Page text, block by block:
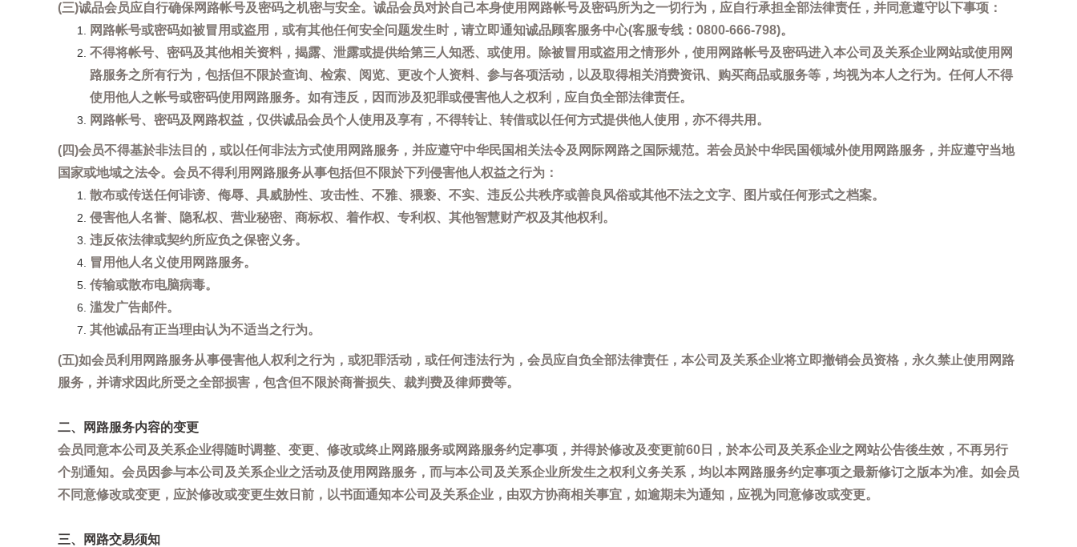
(三)诚品会员应自行确保网路帐号及密码之机密与安全。诚品会员对於自己本身使用网路帐号及密码所为之一切行为，应自行承担全部法律责任，并同意遵守以下事项：
网路帐号或密码如被冒用或盗用，或有其他任何安全问题发生时，请立即通知诚品顾客服务中心(客服专线：0800-666-798)。
不得将帐号、密码及其他相关资料，揭露、泄露或提供给第三人知悉、或使用。除被冒用或盗用之情形外，使用网路帐号及密码进入本公司及关系企业网站或使用网
路服务之所有行为，包括但不限於查询、检索、阅览、更改个人资料、参与各项活动，以及取得相关消费资讯、购买商品或服务等，均视为本人之行为。任何人不得
使用他人之帐号或密码使用网路服务。如有违反，因而涉及犯罪或侵害他人之权利，应自负全部法律责任。
网路帐号、密码及网路权益，仅供诚品会员个人使用及享有，不得转让、转借或以任何方式提供他人使用，亦不得共用。
(四)会员不得基於非法目的，或以任何非法方式使用网路服务，并应遵守中华民国相关法令及网际网路之国际规范。若会员於中华民国领域外使用网路服务，并应遵守当地
国家或地域之法令。会员不得利用网路服务从事包括但不限於下列侵害他人权益之行为：
散布或传送任何诽谤、侮辱、具威胁性、攻击性、不雅、猥亵、不实、违反公共秩序或善良风俗或其他不法之文字、图片或任何形式之档案。
侵害他人名誉、隐私权、营业秘密、商标权、着作权、专利权、其他智慧财产权及其他权利。
违反依法律或契约所应负之保密义务。
冒用他人名义使用网路服务。
传输或散布电脑病毒。
滥发广告邮件。
其他诚品有正当理由认为不适当之行为。
(五)如会员利用网路服务从事侵害他人权利之行为，或犯罪活动，或任何违法行为，会员应自负全部法律责任，本公司及关系企业将立即撤销会员资格，永久禁止使用网路
服务，并请求因此所受之全部损害，包含但不限於商誉损失、裁判费及律师费等。
二、网路服务内容的变更
会员同意本公司及关系企业得随时调整、变更、修改或终止网路服务或网路服务约定事项，并得於修改及变更前60日，於本公司及关系企业之网站公告後生效，不再另行
个别通知。会员因参与本公司及关系企业之活动及使用网路服务，而与本公司及关系企业所发生之权利义务关系，均以本网路服务约定事项之最新修订之版本为准。如会员
不同意修改或变更，应於修改或变更生效日前，以书面通知本公司及关系企业，由双方协商相关事宜，如逾期未为通知，应视为同意修改或变更。
三、网路交易须知